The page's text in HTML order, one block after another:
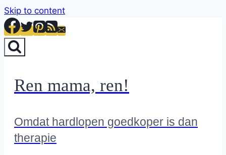
Skip to content
Ren mama, ren!
Omdat hardlopen goedkoper is dan
therapie